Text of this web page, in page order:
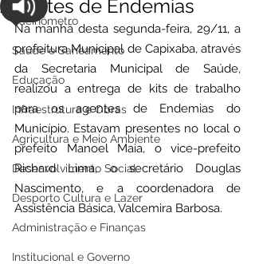
Vacinômetro
Saúde e Saneamento
Educação
Infraestrutura e Obras
Agricultura e Meio Ambiente
Desenvolvimento Social
Desporto Cultura e Lazer
Administração e Finanças
Institucional e Governo
Agentes de Endemias
Na manhã desta segunda-feira, 29/11, a
prefeitura Municipal de Capixaba, através
da Secretaria Municipal de Saúde,
realizou a entrega de kits de trabalho
para os agentes de Endemias do
Município. Estavam presentes no local o
prefeito Manoel Maia, o vice-prefeito
Richard Lima, o secretário Douglas
Nascimento, e a coordenadora de
Assistência Básica, Valcemira Barbosa.